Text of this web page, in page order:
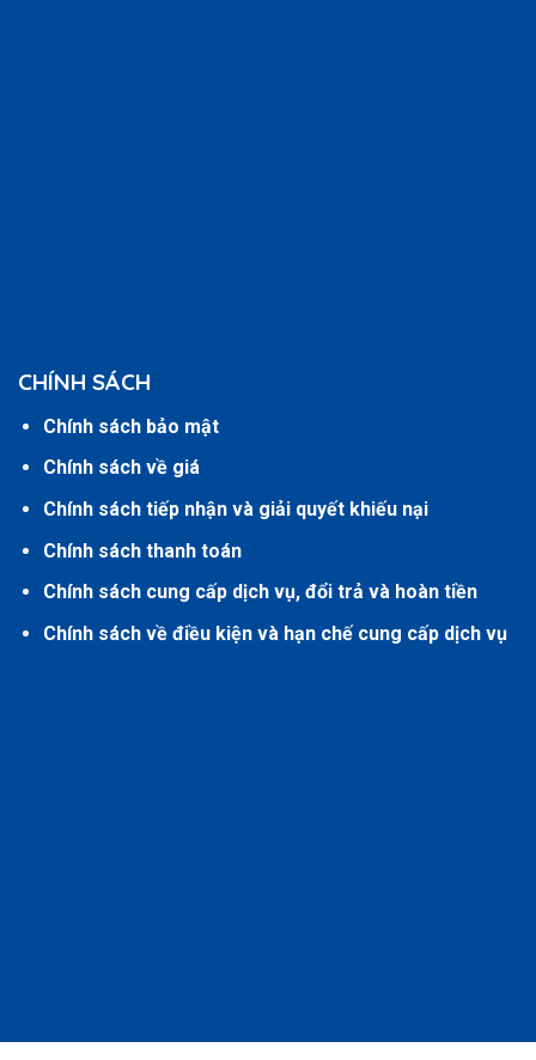
CHÍNH SÁCH
Chính sách bảo mật
Chính sách về giá
Chính sách tiếp nhận và giải quyết khiếu nại
Chính sách thanh toán
Chính sách cung cấp dịch vụ, đổi trả và hoàn tiền
Chính sách về điều kiện và hạn chế cung cấp dịch vụ